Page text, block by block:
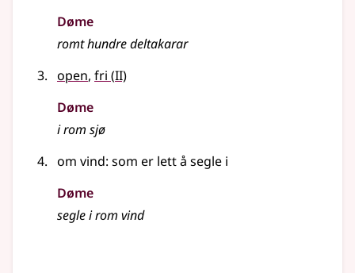
Døme
romt hundre deltakarar
open, fri (2
II)
Døme
i rom sjø
om vind: som er lett å segle i
Døme
segle i rom vind